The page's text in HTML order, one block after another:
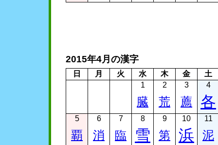
2015年4月の漢字
日 月 火 水 木 金
土
1
臓
2
荒
3
薦
4
各
5
覇
6
消
7
臨
8
雪
9
第
10
浜
11
泥